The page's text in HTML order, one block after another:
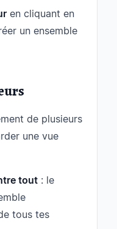
en cliquant en
un ensemble
de plusieurs
une vue
tout : le
tous tes